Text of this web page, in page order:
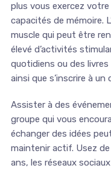
plus vous exercez
capacités de mémoire.
muscle qui peut être
élevé d’activités
quotidiens ou des
ainsi que s’inscrire à
Assister à des
groupe qui vous
échanger des idées
maintenir actif. Usez
ans, les réseaux